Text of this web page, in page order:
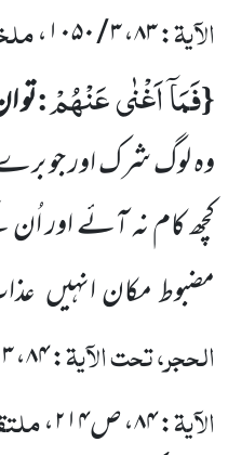
الآیۃ: ۸۳، ۳ / ۱۰۵۰،
{فَمَاۤ اَغْنٰى عَنْهُمْ:تو
وہ لوگ شرک اور جو
کچھ کام نہ آئےاور
مضبوط مکان انہیں
الحجر، تحت الآیۃ: ۸۴، ۳ / ۱۰۷،
الآیۃ: ۸۴، ص۲۱۴،